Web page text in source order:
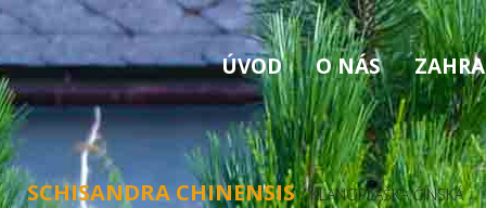
ÚVOD O NÁS
SCHISANDRA CHINENSIS/ KLANOPLAŠKA ČÍNSKÁ